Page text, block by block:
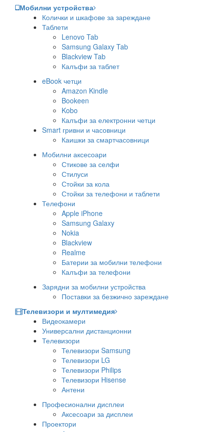
Мобилни устройства
Колички и шкафове за зареждане
Таблети
Lenovo Tab
Samsung Galaxy Tab
Blackview Tab
Калъфи за таблет
eBook четци
Amazon Kindle
Bookeen
Kobo
Калъфи за електронни четци
Smart гривни и часовници
Каишки за смартчасовници
Мобилни аксесоари
Стикове за селфи
Стилуси
Стойки за кола
Стойки за телефони и таблети
Телефони
Apple iPhone
Samsung Galaxy
Nokia
Blackview
Realme
Батерии за мобилни телефони
Калъфи за телефони
Зарядни за мобилни устройства
Поставки за безжично зареждане
Телевизори и мултимедия
Видеокамери
Универсални дистанционни
Телевизори
Телевизори Samsung
Телевизори LG
Телевизори Philips
Телевизори Hisense
Антени
Професионални дисплеи
Аксесоари за дисплеи
Проектори